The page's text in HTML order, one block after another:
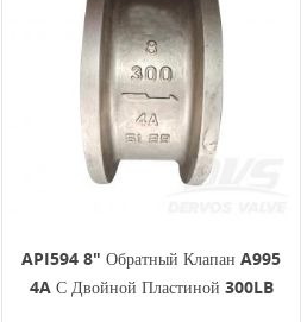
API594 8" Обратный Клапан A995
4A С Двойной Пластиной 300LB